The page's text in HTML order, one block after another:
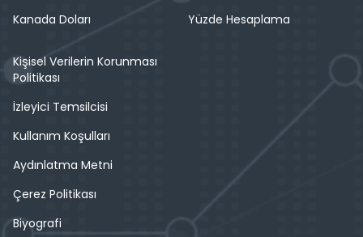
Kanada Doları
Yüzde Hesaplama
Kişisel Verilerin Korunması
Politikası
İzleyici Temsilcisi
Kullanım Koşulları
Aydınlatma Metni
Çerez Politikası
Biyografi